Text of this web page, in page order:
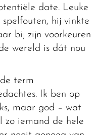
date. Leuke
spelfouten, hij vinkte
bij zijn voorkeuren
wereld is dát nou
term
Ik ben op
maar god – wat
zo iemand de hele